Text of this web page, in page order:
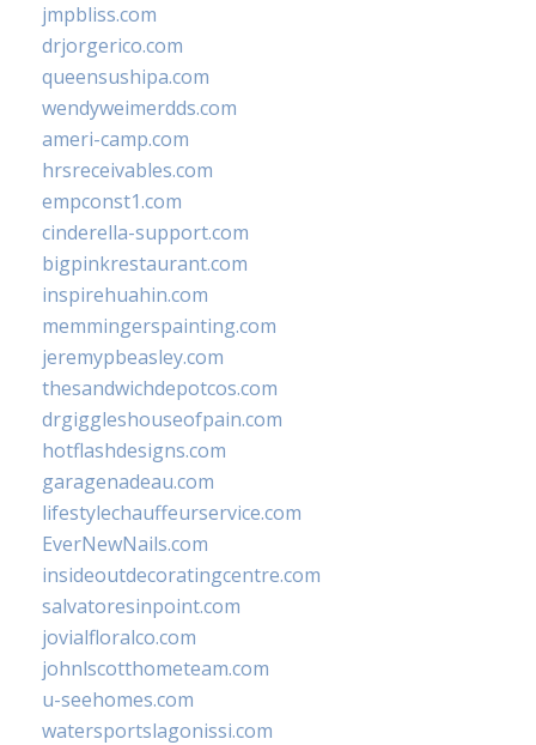
jmpbliss.com
drjorgerico.com
queensushipa.com
wendyweimerdds.com
ameri-camp.com
hrsreceivables.com
empconst1.com
cinderella-support.com
bigpinkrestaurant.com
inspirehuahin.com
memmingerspainting.com
jeremypbeasley.com
thesandwichdepotcos.com
drgiggleshouseofpain.com
hotflashdesigns.com
garagenadeau.com
lifestylechauffeurservice.com
EverNewNails.com
insideoutdecoratingcentre.com
salvatoresinpoint.com
jovialfloralco.com
johnlscotthometeam.com
u-seehomes.com
watersportslagonissi.com